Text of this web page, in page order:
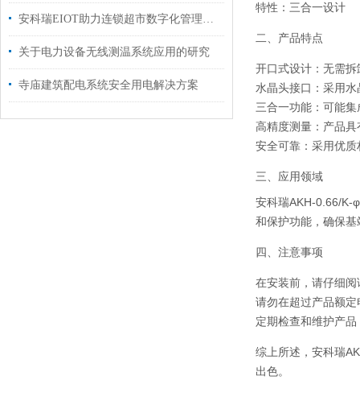
安科瑞EIOT助力连锁超市数字化管理的全景探索
关于电力设备无线测温系统应用的研究
寺庙建筑配电系统安全用电解决方案
特性 ：三合一设计
二、产品特点
开口式设计 ：无需
水晶头接口 ：采用
三合一功能 ：可能
高精度测量 ：产品
安全可靠 ：采用优
三、应用领域
安科瑞AKH-0.66/K-
和保护功能，确保
四、注意事项
在安装前，请仔细
请勿在超过产品额
定期检查和维护产
综上所述，安科瑞
出色。